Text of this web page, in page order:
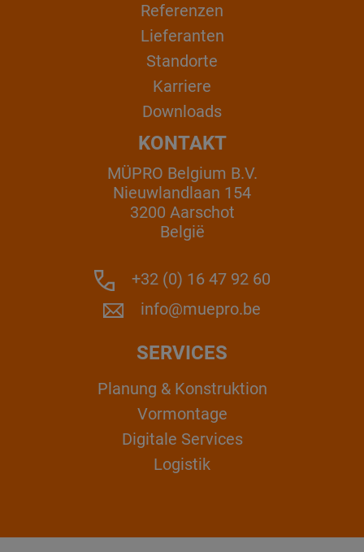
Referenzen
Lieferanten
Standorte
Karriere
Downloads
KONTAKT
MÜPRO Belgium B.V.
Nieuwlandlaan 154
3200 Aarschot
België
+32 (0) 16 47 92 60
info@muepro.be
SERVICES
Planung & Konstruktion
Vormontage
Digitale Services
Logistik